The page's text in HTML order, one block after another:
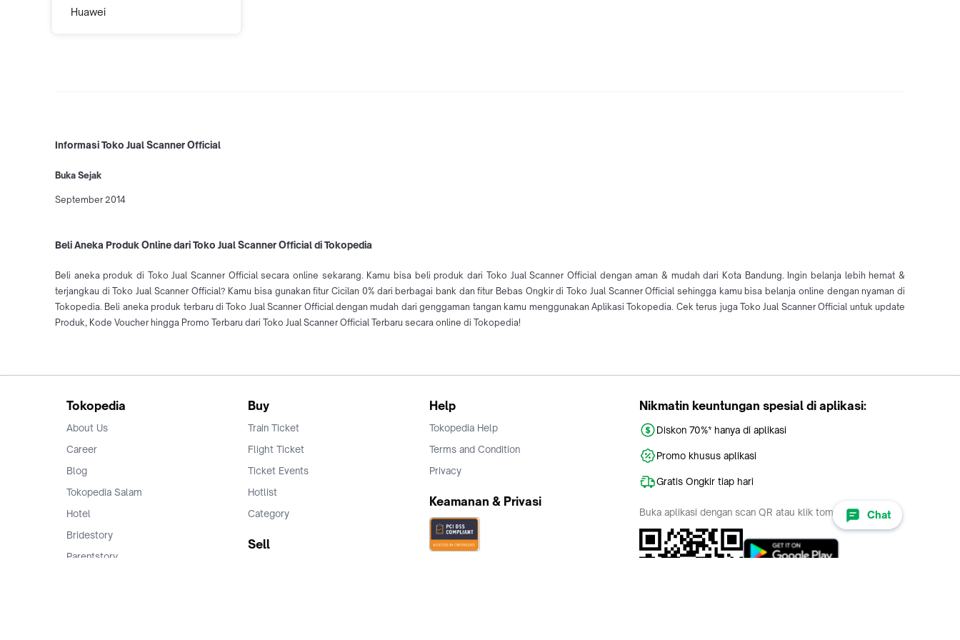
Huawei
Informasi Toko Jual Scanner Official
Buka Sejak
September 2014
Beli Aneka Produk Online dari Toko Jual Scanner Official di Tokopedia
Beli aneka produk di Toko Jual Scanner Official secara online sekarang. Kamu bisa beli produk dari Toko Jual Scanner Official dengan aman & mudah dari Kota Bandung. Ingin belanja lebih hemat &
terjangkau di Toko Jual Scanner Official? Kamu bisa gunakan fitur Cicilan 0% dari berbagai bank dan fitur Bebas Ongkir di Toko Jual Scanner Official sehingga kamu bisa belanja online dengan nyaman di
Tokopedia. Beli aneka produk terbaru di Toko Jual Scanner Official dengan mudah dari genggaman tangan kamu menggunakan Aplikasi Tokopedia. Cek terus juga Toko Jual Scanner Official untuk update
Produk, Kode Voucher hingga Promo Terbaru dari Toko Jual Scanner Official Terbaru secara online di Tokopedia!
Chat
Tokopedia
About Us
Career
Blog
Tokopedia Salam
Hotel
Bridestory
Parentstory
Buy
Train Ticket
Flight Ticket
Ticket Events
Hotlist
Category
Sell
Help
Tokopedia Help
Terms and Condition
Privacy
Keamanan & Privasi
Nikmatin keuntungan spesial di aplikasi:
Diskon 70%* hanya di aplikasi
Promo khusus aplikasi
Gratis Ongkir tiap hari
Buka aplikasi dengan scan QR atau klik tombol: